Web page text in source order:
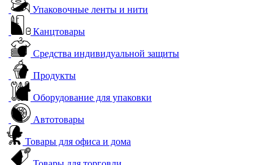
Упаковочные ленты и нити
Канцтовары
Средства индивидуальной защиты
Продукты
Оборудование для упаковки
Автотовары
Товары для офиса и дома